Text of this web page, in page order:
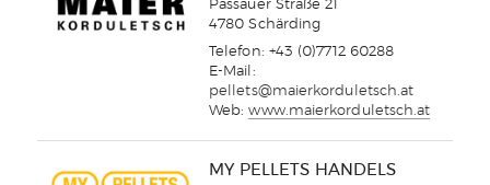
Passauer Straße 21
4780 Schärding
Telefon: +43 (0)7712 60288
E-Mail:
pellets@maierkorduletsch.at
Web:www.maierkorduletsch.at
MY PELLETS HANDELS